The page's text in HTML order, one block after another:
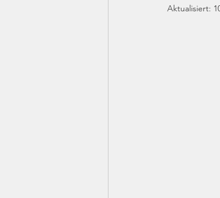
Aktualisiert: